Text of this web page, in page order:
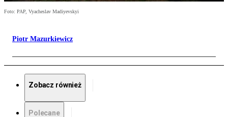
Foto: PAP, Vyacheslav Madiyevskyi
Piotr Mazurkiewicz
Zobacz również
Polecane